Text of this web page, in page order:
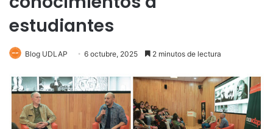
estudiantes
Blog UDLAP 6 octubre, 2025 2 minutos de lectura